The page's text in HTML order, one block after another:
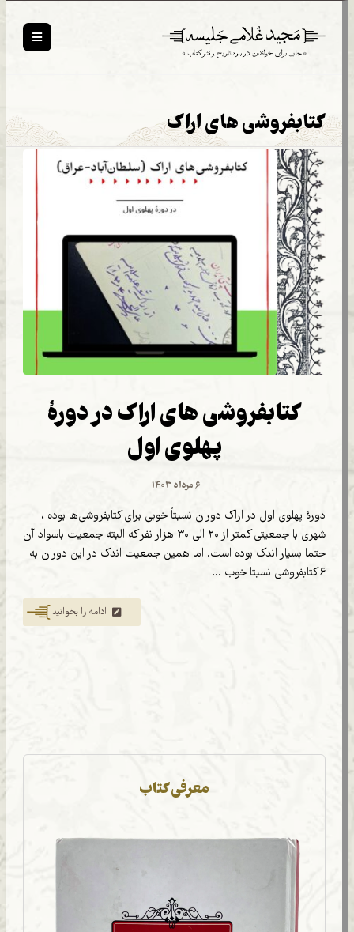
کتابفروشی های اراک
کتابفروشی های اراک در دورۀ
پهلوی اول
۶ مرداد ۱۴۰۳
دورۀ پهلوی اول در اراک دوران نسبتاً خوبی برای کتابفروشی‌ها بوده ،
شهری با جمعیتی کمتر از ۲۰ الی ۳۰ هزار نفر که البته جمعیت باسواد آن
حتما بسیار اندک بوده است. اما همین جمعیت اندک در این دوران به
۶ کتابفروشی نسبتا خوب ...
ادامه را بخوانید
معرفی کتاب